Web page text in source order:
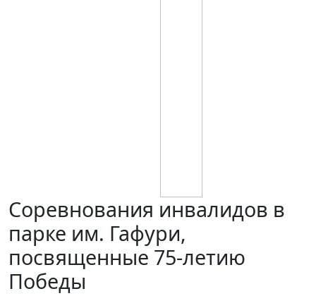
Соревнования инвалидов в
парке им. Гафури,
посвященные 75-летию
Победы